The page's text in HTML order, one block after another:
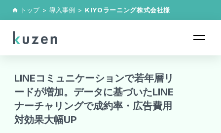
home トップ > 導入事例 > KIYOラーニング株式会社様
LINEコミュニケーションで若年層リ
ードが増加。データに基づいたLINE
ナーチャリングで成約率・広告費用
対効果大幅UP